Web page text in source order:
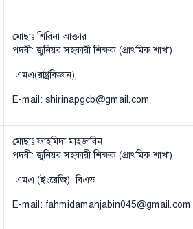
মোছাঃ শিরিনা আক্তার
পদবী: জুনিয়র সহকারী শিক্ষক (প্রাথমিক শাখা)
এমএ(রাষ্ট্রবিজ্ঞান),
E-mail: shirinapgcb@gmail.com
মোছাঃ ফাহমিদা মাহজাবিন
পদবী: জুনিয়র সহকারী শিক্ষক (প্রাথমিক শাখা)
এমএ (ইংরেজি), বিএড
E-mail: fahmidamahjabin045@gmail.com